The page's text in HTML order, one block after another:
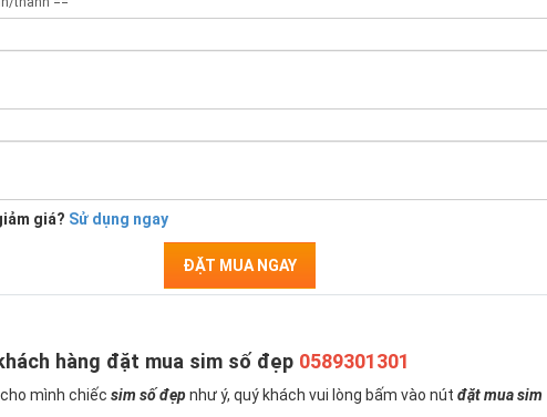
giá? Sử dụng ngay
ĐẶT MUA NGAY
hàng đặt mua sim số đẹp 0589301301
cho mình chiếcsim số đẹpnhư ý, quý khách vui lòng bấm vào nútđặt mua sim